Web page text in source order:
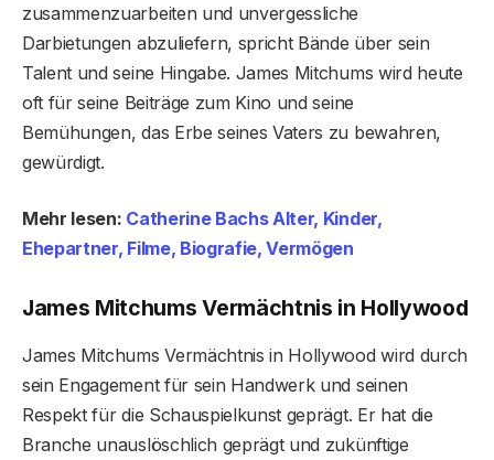
zusammenzuarbeiten und unvergessliche
Darbietungen abzuliefern, spricht Bände über sein
Talent und seine Hingabe. James Mitchums wird heute
oft für seine Beiträge zum Kino und seine
Bemühungen, das Erbe seines Vaters zu bewahren,
gewürdigt.
Mehr lesen: Catherine Bachs Alter, Kinder,
Ehepartner, Filme, Biografie, Vermögen
James Mitchums Vermächtnis in Hollywood
James Mitchums Vermächtnis in Hollywood wird durch
sein Engagement für sein Handwerk und seinen
Respekt für die Schauspielkunst geprägt. Er hat die
Branche unauslöschlich geprägt und zukünftige